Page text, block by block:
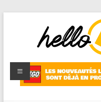
HelloBricks
Blog LEGO,
nouveaut�s